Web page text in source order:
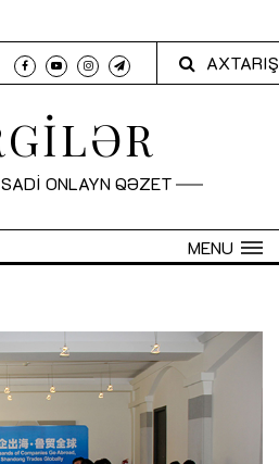
AXTARIŞ
ONLAYN QƏZET
MENU